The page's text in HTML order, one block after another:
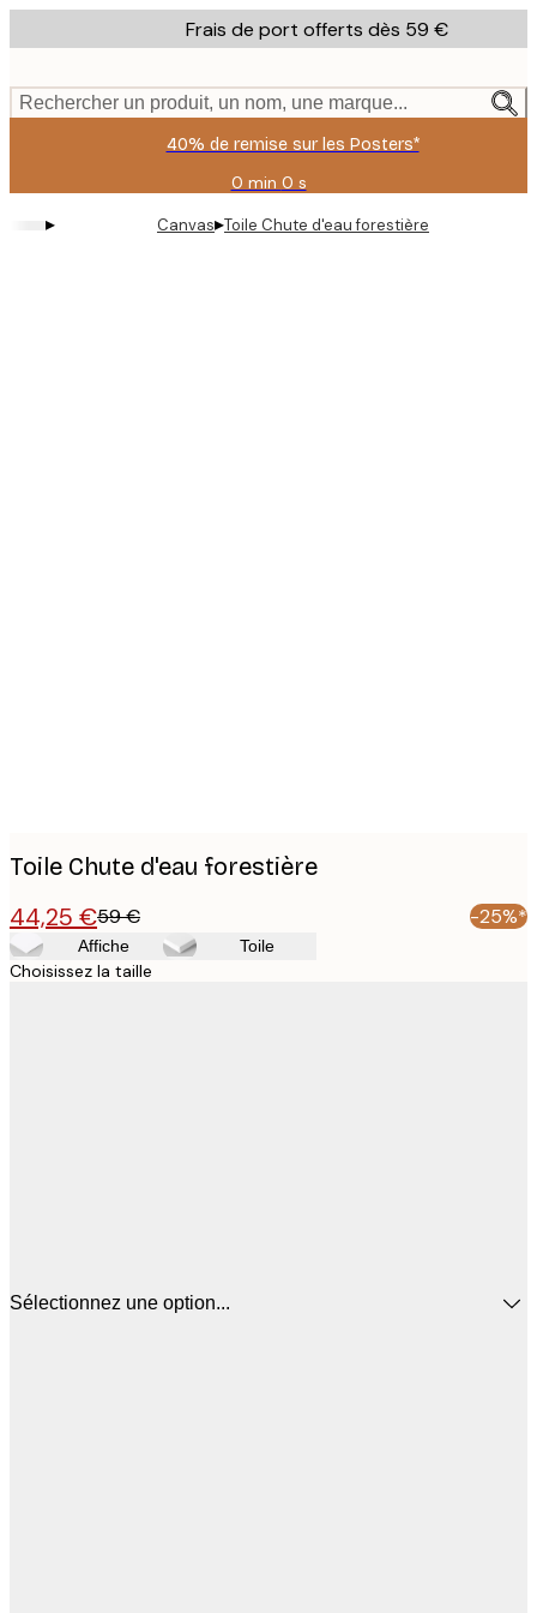
to
content.
Frais de port offerts dès 59 €
Rechercher un produit, un nom, une marque...
40% de remise sur les Posters*
0 min 0 s
Valable
jusqu'au
:
▸ Canvas▸Toile Chute d'eau forestière
Toile Chute d'eau forestière
44,25 €59 € -25%*
Affiche Toile
Choisissez la taille
Sélectionnez une option...